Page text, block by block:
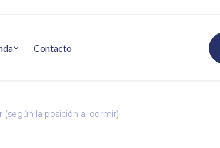
Contacto
(según la posición al dormir)